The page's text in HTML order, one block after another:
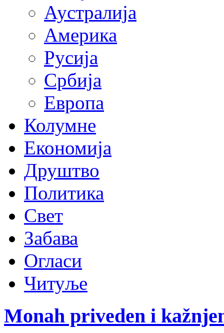
Аустралија
Америка
Русија
Србија
Европа
Колумне
Економија
Друштво
Политика
Свет
Забава
Огласи
Читуље
Monah priveden i